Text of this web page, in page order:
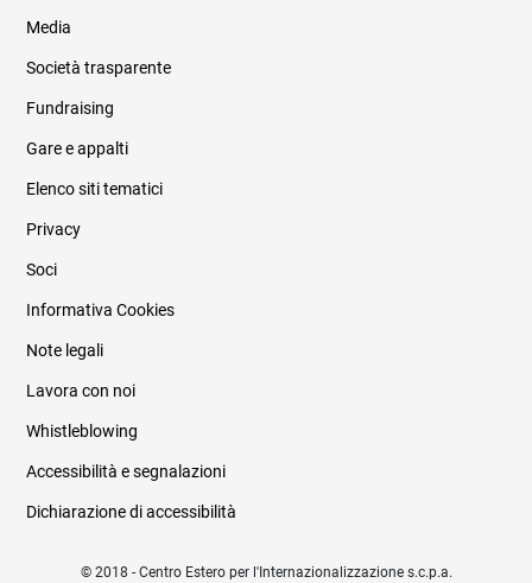
Informazioni legali e trasparenza
Media
Società trasparente
Fundraising
Gare e appalti
Elenco siti tematici
Privacy
Soci
Informativa Cookies
Note legali
Lavora con noi
Whistleblowing
Accessibilità e segnalazioni
Dichiarazione di accessibilità
© 2018 - Centro Estero per l'Internazionalizzazione s.c.p.a.